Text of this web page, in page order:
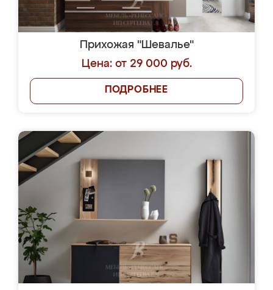
Прихожая "Шевалье"
Цена: от 29 000 руб.
ПОДРОБНЕЕ